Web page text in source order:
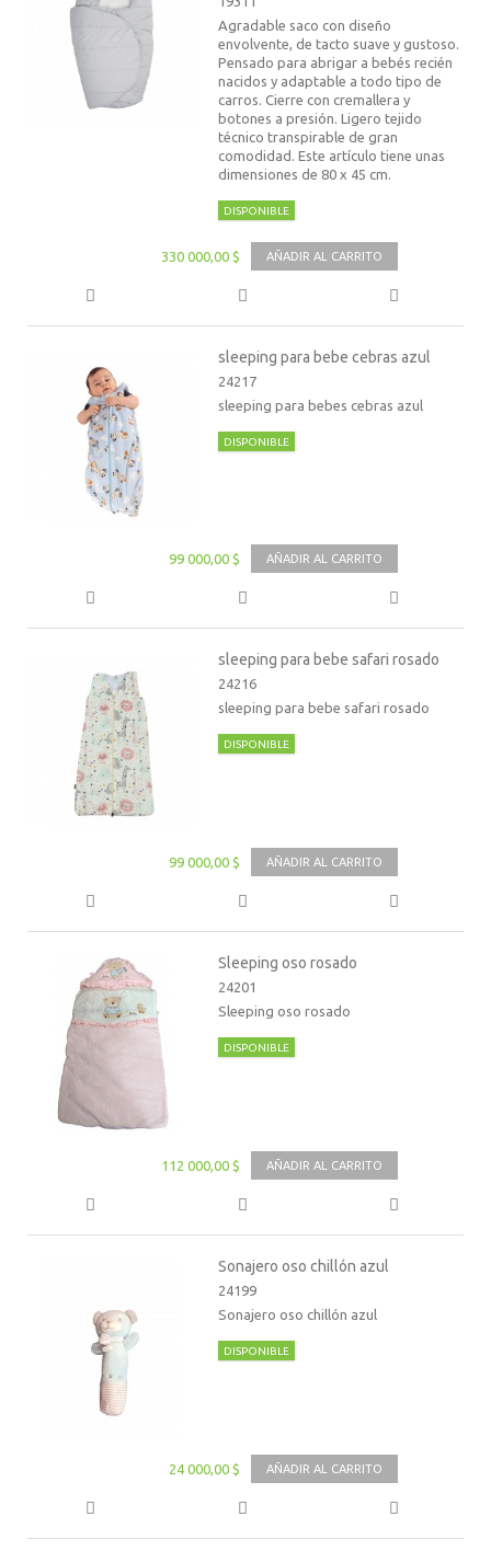
Agradable saco con diseño
envolvente, de tacto suave y gustoso.
Pensado para abrigar a bebés recién
nacidos y adaptable a todo tipo de
carros. Cierre con cremallera y
botones a presión. Ligero tejido
técnico transpirable de gran
comodidad. Este artículo tiene unas
dimensiones de 80 x 45 cm.
DISPONIBLE
330 000,00 $ AÑADIR AL CARRITO
sleeping para bebe cebras azul
24217
sleeping para bebes cebras azul
DISPONIBLE
99 000,00 $ AÑADIR AL CARRITO
sleeping para bebe safari rosado
24216
sleeping para bebe safari rosado
DISPONIBLE
99 000,00 $ AÑADIR AL CARRITO
Sleeping oso rosado
24201
Sleeping oso rosado
DISPONIBLE
112 000,00 $ AÑADIR AL CARRITO
Sonajero oso chillón azul
24199
Sonajero oso chillón azul
DISPONIBLE
24 000,00 $ AÑADIR AL CARRITO